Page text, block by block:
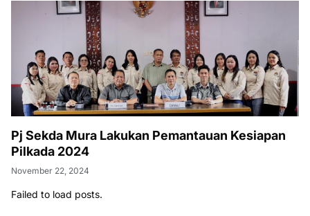
Pj Sekda Mura Lakukan Pemantauan Kesiapan
Pilkada 2024
November 22, 2024
Failed to load posts.